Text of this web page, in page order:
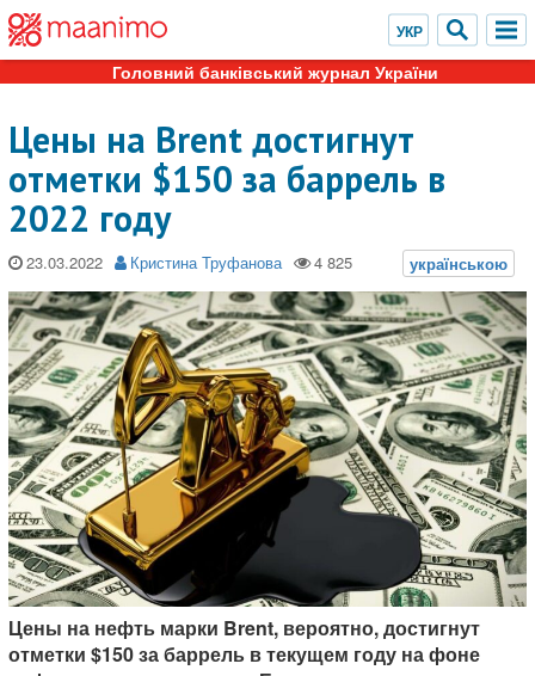
Головний банківський журнал України
Цены на Brent достигнут
отметки $150 за баррель в
2022 году
23.03.2022 Кристина Труфанова
Цены на нефть марки Brent, вероятно, достигнут
отметки $150 за баррель в текущем году на фоне